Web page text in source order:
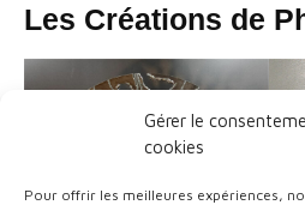
Gérer le
cookies
Pour offrir les meilleures expériences,
Les Créations de